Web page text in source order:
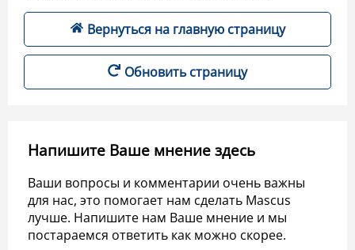
Вернуться на главную страницу
Обновить страницу
Напишите Ваше мнение здесь
Ваши вопросы и комментарии очень важны
для нас, это помогает нам сделать Mascus
лучше. Напишите нам Ваше мнение и мы
постараемся ответить как можно скорее.